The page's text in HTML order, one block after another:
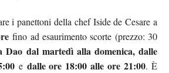
i panettoni della chef Iside de Cesare a
fino ad esaurimento scorte (prezzo: 30
Dao dal martedì alla domenica, dalle
e dalle ore 18:00 alle ore 21:00. È